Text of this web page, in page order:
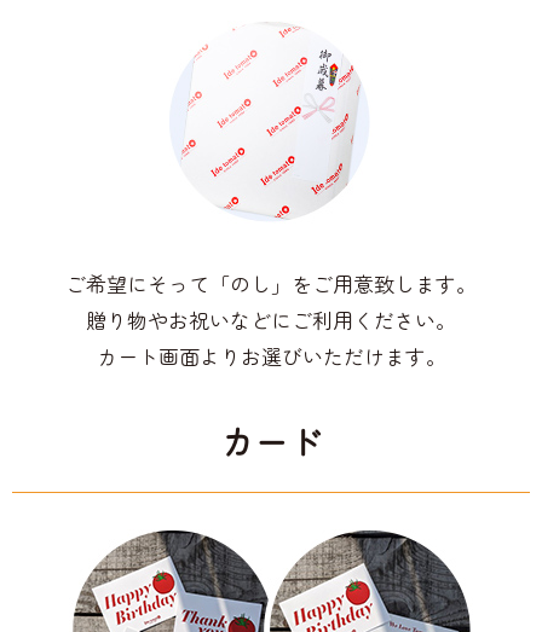
ご希望にそって「のし」をご用意致します。
贈り物やお祝いなどにご利用ください。
カート画面よりお選びいただけます。
カード